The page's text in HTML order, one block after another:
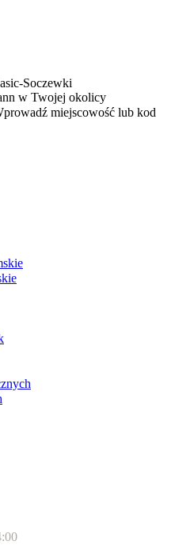
Soczewki
w Twojej okolicy
miejscowość lub kod